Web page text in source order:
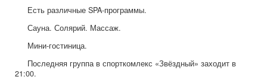
Есть различные SPA-программы.
Сауна. Солярий. Массаж.
Мини-гостиница.
Последняя группа в спорткомлекс «Звёздный» заходит в
21:00.